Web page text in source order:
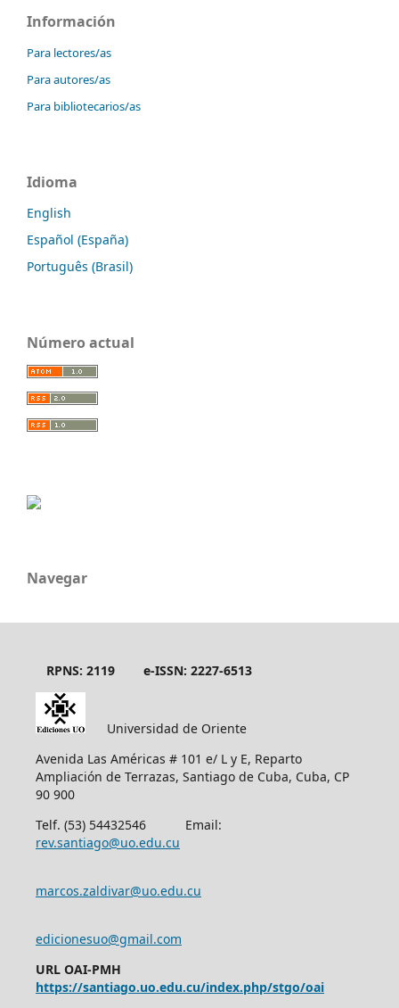
Información
Para lectores/as
Para autores/as
Para bibliotecarios/as
Idioma
English
Español (España)
Português (Brasil)
Número actual
Navegar
RPNS: 2119 e-ISSN: 2227-6513
Universidad de Oriente
Avenida Las Américas # 101 e/ L y E, Reparto
Ampliación de Terrazas, Santiago de Cuba, Cuba, CP
90 900
Telf. (53) 54432546 Email:
rev.santiago@uo.edu.cu
marcos.zaldivar@uo.edu.cu
edicionesuo@gmail.com
URL OAI-PMH
https://santiago.uo.edu.cu/index.php/stgo/oai